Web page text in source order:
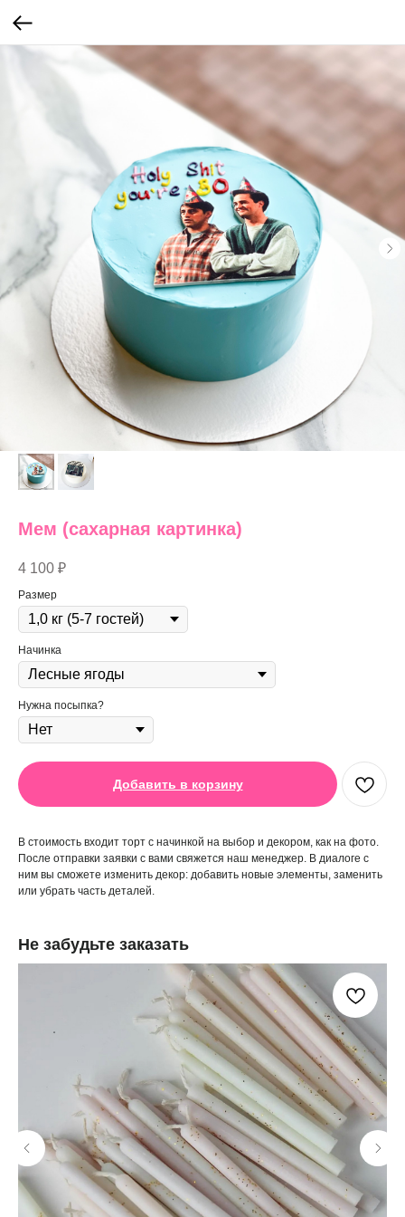
Мем (сахарная картинка)
4 100 ₽
Размер
Начинка
Нужна посыпка?
Добавить в корзину
В стоимость входит торт с начинкой на выбор и декором, как на фото.
После отправки заявки с вами свяжется наш менеджер. В диалоге с
ним вы сможете изменить декор: добавить новые элементы, заменить
или убрать часть деталей.
Не забудьте заказать